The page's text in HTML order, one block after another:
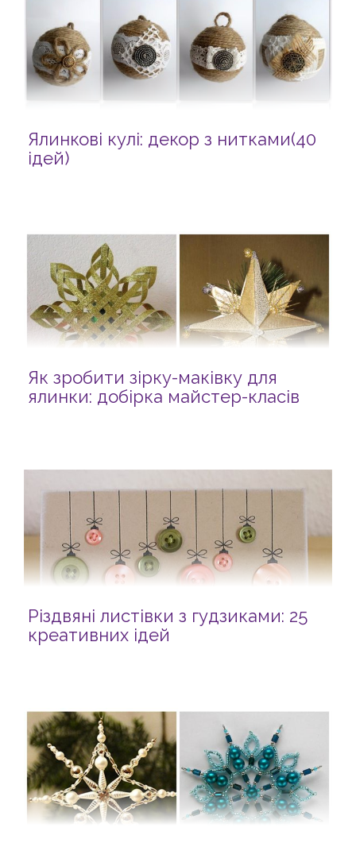
Ялинкові кулі: декор з нитками(40
ідей)
Як зробити зірку-маківку для
ялинки: добірка майстер-класів
Різдвяні листівки з гудзиками: 25
креативних ідей